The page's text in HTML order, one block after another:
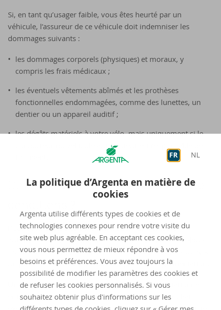
FR NL
La politique d’Argenta en matière de
cookies
Argenta utilise différents types de cookies et de
technologies connexes pour rendre votre visite du
site web plus agréable. En acceptant ces cookies,
vous nous permettez de mieux répondre à vos
besoins et préférences. Vous avez toujours la
possibilité de modifier les paramètres des cookies et
de refuser les cookies personnalisés. Si vous
souhaitez obtenir plus d'informations sur les
Si, en tant qu’usager faible, vous êtes heurté par un
véhicule, l’assureur de ce véhicule doit indemniser les
dommages suivants :
les dommages corporels (physiques) et moraux, y
compris les frais médicaux ;
les éventuels vêtements abîmés et les prothèses
fonctionnelles endommagées, comme des lunettes, un
dentier ou un appareil auditif ;
les dégâts matériels à votre vélo, mais uniquement si le
conducteur du véhicule automoteur est responsable de
L’indemnisation est-elle assortie de
Pour avoir droit à une indemnisation, un véhicule
automoteur doit être impliqué dans l'accident, de quelque
façon que ce soit. La collision avec un autre cycliste ou avec
un piéton n'est donc pas couverte par cette réglementation.
Un accident causé par un véhicule automoteur stationné
entre en ligne de compte pour une indemnisation. Par